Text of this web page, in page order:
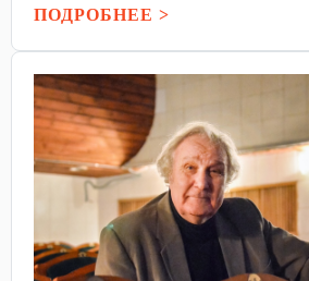
ПОДРОБНЕЕ >